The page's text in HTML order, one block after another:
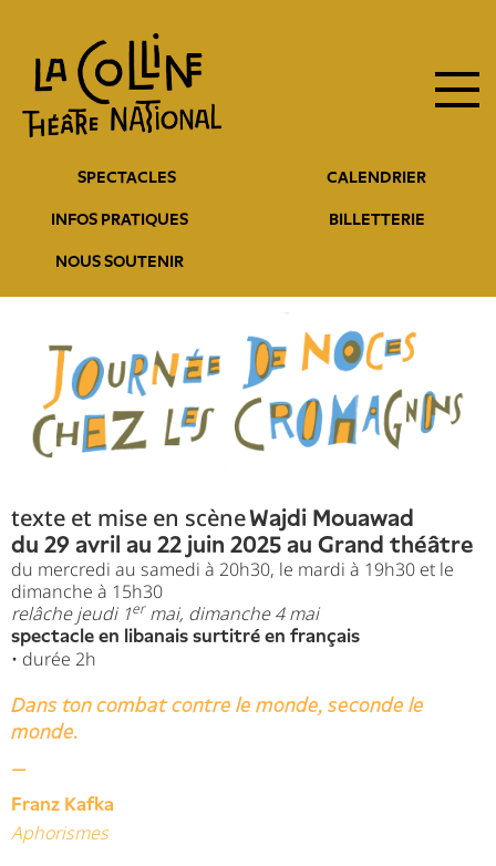
contenu
principal
entête
SPECTACLES CALENDRIER
INFOS PRATIQUES BILLETTERIE
NOUS SOUTENIR
principale
texte et mise en scèneWajdi Mouawad
du 29 avril au 22 juin 2025 au Grand théâtre
du mercredi au samedi à 20h30, le mardi à 19h30 et le
dimanche à 15h30
relâche jeudi 1ermai, dimanche 4 mai
spectacle en libanais surtitré en français
• durée 2h
Dans ton combat contre le monde, seconde le
monde.
—
Franz Kafka
Aphorismes